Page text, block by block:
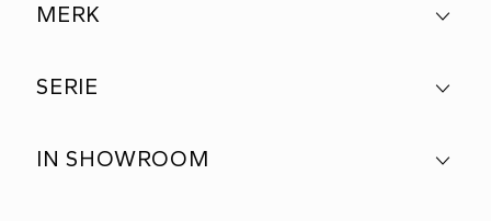
MERK
SERIE
IN SHOWROOM